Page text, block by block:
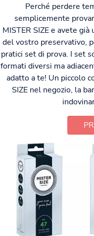
Perché perdere
semplicemente
MISTER SIZE e avete
del vostro preservativo,
pratici set di prova. I set
formati diversi ma
adatto a te! Un piccolo
SIZE nel negozio, la